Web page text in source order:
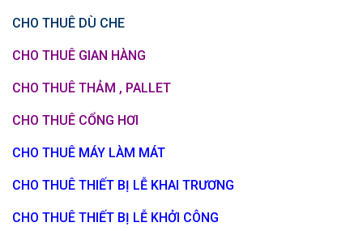
CHO THUÊ DÙ CHE
CHO THUÊ GIAN HÀNG
CHO THUÊ THẢM , PALLET
CHO THUÊ CỔNG HƠI
CHO THUÊ MÁY LÀM MÁT
CHO THUÊ THIẾT BỊ LỄ KHAI TRƯƠNG
CHO THUÊ THIẾT BỊ LỄ KHỞI CÔNG